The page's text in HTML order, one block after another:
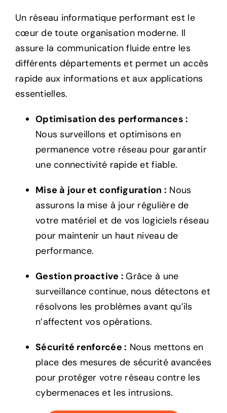
Un réseau informatique performant est le
cœur de toute organisation moderne. Il
assure la communication fluide entre les
différents départements et permet un accès
rapide aux informations et aux applications
essentielles.
Optimisation des performances :
Nous surveillons et optimisons en
permanence votre réseau pour garantir
une connectivité rapide et fiable.
Mise à jour et configuration : Nous
assurons la mise à jour régulière de
votre matériel et de vos logiciels réseau
pour maintenir un haut niveau de
performance.
Gestion proactive :Grâce à une
surveillance continue, nous détectons et
résolvons les problèmes avant qu’ils
n’affectent vos opérations.
Sécurité renforcée : Nous mettons en
place des mesures de sécurité avancées
pour protéger votre réseau contre les
cybermenaces et les intrusions.